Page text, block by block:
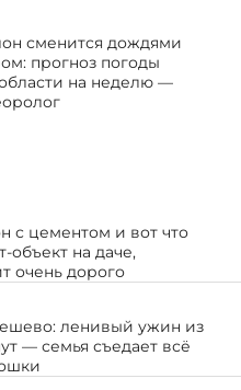
сменится дождями
прогноз погоды
на неделю —
с цементом и вот что
объект на даче,
очень дорого
ленивый ужин из
— семья съедает всё